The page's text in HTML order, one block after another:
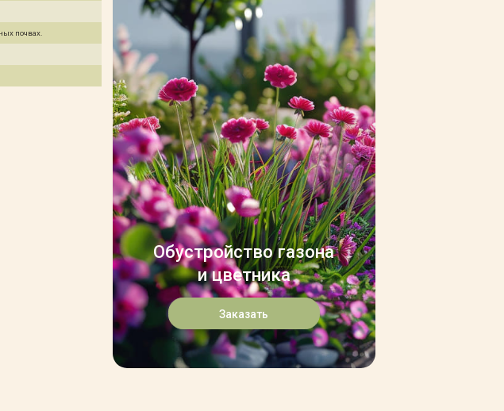
почвах.
Обустройство газона
и цветника
Заказать